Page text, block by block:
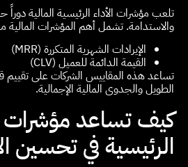
تلعب مؤشرات الأداء الرئيسية المالية دوراً
والاستدامة. تشمل أهم المؤشرات المالية
الإيرادات الشهرية المتكررة (MRR)
القيمة الدائمة للعميل (CLV)
تساعد هذه المقاييس الشركات على تقييم
الطويل والجدوى المالية الإجمالية.
كيف تساعد مؤشرات
الرئيسية في تحسين